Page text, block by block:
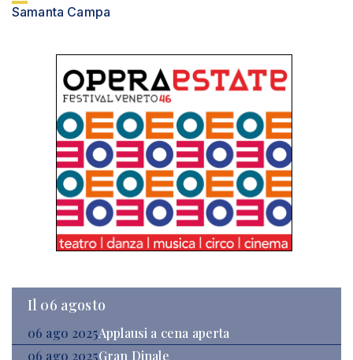
Samanta Campa
Il 06 agosto
06 ago 2025Applausi a cena aperta
06 ago 2025Gran Dinale